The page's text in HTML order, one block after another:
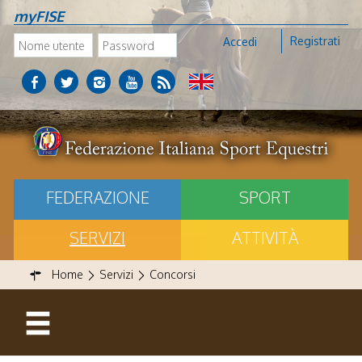
myFISE
Accedi Registrati
FEDERAZIONE
SPORT
SERVIZI
ATTIVITÀ
Home Servizi Concorsi